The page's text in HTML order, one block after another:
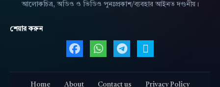
আলোকচিত্র, অডিও ও ভিডিও পুনঃপ্রকাশ/ব্যবহার আইনত দণ্ডনীয়।
শেয়ার করুন
Facebook এ শেয়ার করুন
WhatsApp এ শেয়ার করুন
Telegram এ শেয়ার
Home About Contact us Privacy Policy